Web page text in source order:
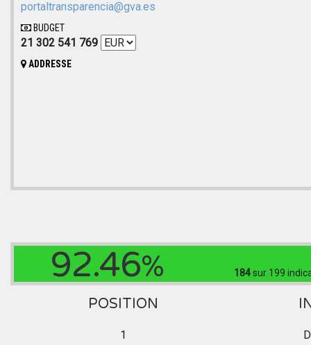
portaltransparencia@gva.es
BUDGET
21 302 541 769
ADDRESSE
92.46% 184sur 199
POSITION
1